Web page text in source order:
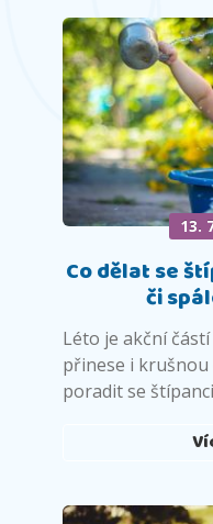
13.
Co dělat se
či
Léto je akční
přinese i krušnou
poradit se